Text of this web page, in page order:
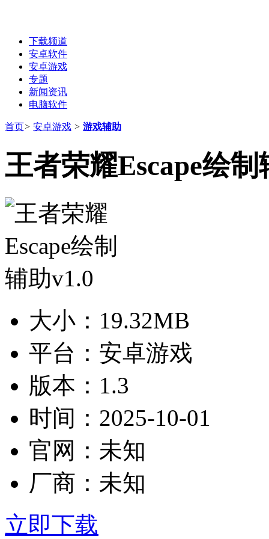
下载频道
安卓软件
安卓游戏
专题
新闻资讯
电脑软件
首页> 安卓游戏 > 游戏辅助
王者荣耀Escape绘制
大小： 19.32MB
平台： 安卓游戏
版本： 1.3
时间： 2025-10-01
官网： 未知
厂商： 未知
立即下载